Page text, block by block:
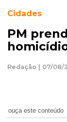
Cidades
PM
Redação | 07/08/
ouça este conteúdo